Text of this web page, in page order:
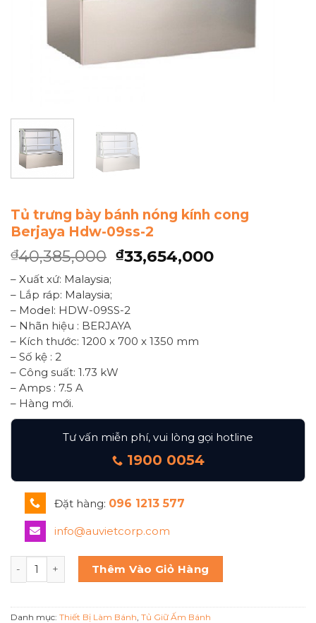
Tủ trưng bày bánh nóng kính cong
Berjaya Hdw-09ss-2
₫40,385,000 ₫33,654,000
– Xuất xứ: Malaysia;
– Lắp ráp: Malaysia;
– Model: HDW-09SS-2
– Nhãn hiệu : BERJAYA
– Kích thước: 1200 x 700 x 1350 mm
– Số kệ : 2
– Công suất: 1.73 kW
– Amps : 7.5 A
– Hàng mới.
Tư vấn miễn phí, vui lòng gọi hotline
1900 0054
Đặt hàng: 096 1213 577
info@auvietcorp.com
Tủ trưng bày bánh nóng kính cong Berjaya Hdw-09ss-2
Thêm Vào Giỏ Hàng
Danh mục: Thiết Bị Làm Bánh Tủ Giữ Ấm Bánh